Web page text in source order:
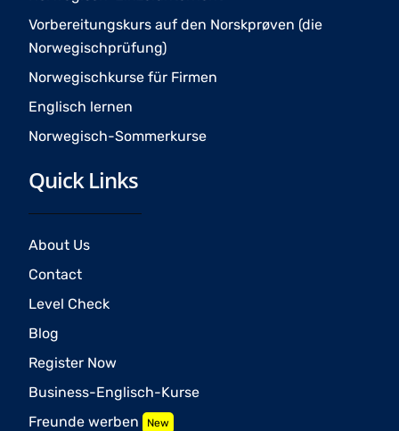
Vorbereitungskurs auf den Norskprøven (die
Norwegischprüfung)
Norwegischkurse für Firmen
Englisch lernen
Norwegisch-Sommerkurse
Quick Links
About Us
Contact
Level Check
Blog
Register Now
Business-Englisch-Kurse
Freunde werben New